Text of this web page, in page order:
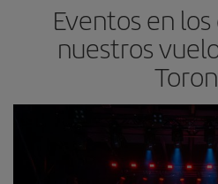
Eventos en
nuestros